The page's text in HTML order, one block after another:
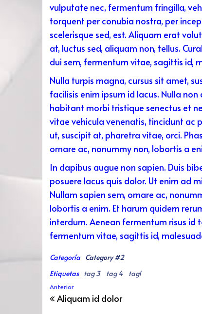
vulputate nec, fermentum fringilla,
torquent per conubia nostra, per
scelerisque sed, est. Aliquam erat
at, luctus sed, aliquam non, tellus.
dui sem, fermentum vitae, sagittis id,
Nulla turpis magna, cursus sit amet,
facilisis enim ipsum id lacus. Nulla
habitant morbi tristique senectus et
vitae vehicula venenatis, tincidunt ac
ut, suscipit at, pharetra vitae, orci.
ornare ac, nonummy non, lobortis a
In dapibus augue non sapien. Duis
posuere lacus quis dolor. Ut enim ad
Nullam sapien sem, ornare ac,
lobortis a enim. Et harum quidem
interdum. Aenean fermentum risus id
fermentum vitae, sagittis id,
Categoría Category #2
Etiquetas tag 3 tag 4 tag1
Navegación de entradas
Entrada anterior
Anterior
Aliquam id dolor